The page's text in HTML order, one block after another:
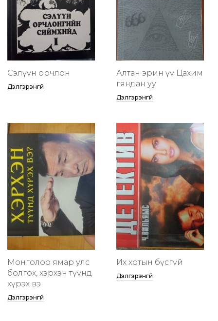
Сэлүүн орчлон
Дэлгэрэнгүй
Алтан эрин үү Цахим
гяндан уу
Дэлгэрэнгүй
Монголоо ямар улс
болгох, хэрхэн түүнд
хүрэх вэ
Дэлгэрэнгүй
Их хотын бүсгүй
Дэлгэрэнгүй